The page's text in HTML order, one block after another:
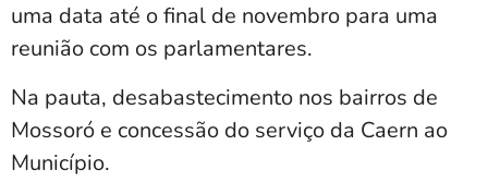
uma data até o final de novembro para uma
reunião com os parlamentares.
Na pauta, desabastecimento nos bairros de
Mossoró e concessão do serviço da Caern ao
Município.